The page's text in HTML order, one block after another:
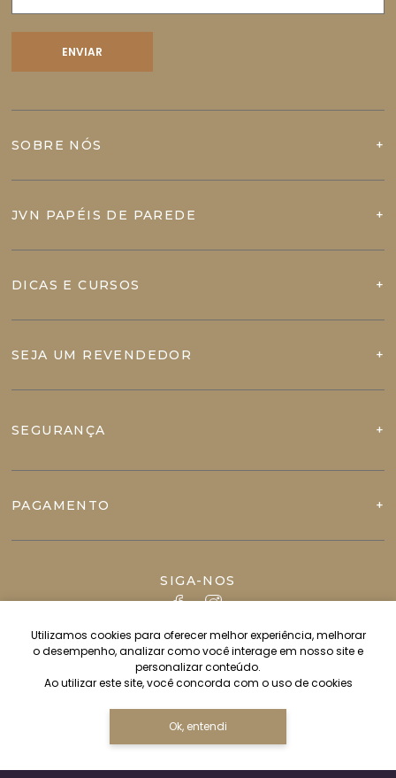
Utilizamos cookies para oferecer melhor experiência, melhorar
o desempenho, analizar como você interage em nosso site e
personalizar conteúdo.
Ao utilizar este site, você concorda com o uso de cookies
Ok, entendi
SOBRE NÓS
JVN PAPÉIS DE PAREDE
DICAS E CURSOS
SEJA UM REVENDEDOR
SEGURANÇA
PAGAMENTO
SIGA-NOS
Copyright JVN IMPORT & EXPORT LTDA - 82544628000112 - 2026.